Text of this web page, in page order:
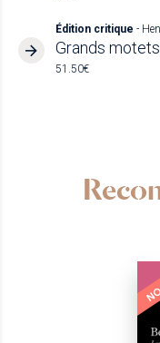
Édition critique -
Grands
51.50€